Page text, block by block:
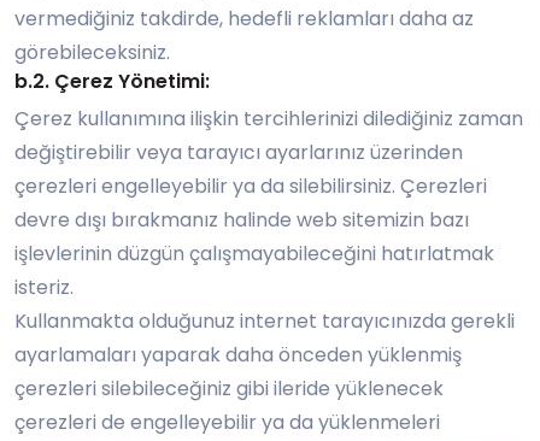
vermediğiniz takdirde, hedefli reklamları daha az
görebileceksiniz.
b.2. Çerez Yönetimi:
Çerez kullanımına ilişkin tercihlerinizi dilediğiniz zaman
değiştirebilir veya tarayıcı ayarlarınız üzerinden
çerezleri engelleyebilir ya da silebilirsiniz. Çerezleri
devre dışı bırakmanız halinde web sitemizin bazı
işlevlerinin düzgün çalışmayabileceğini hatırlatmak
isteriz.
Kullanmakta olduğunuz internet tarayıcınızda gerekli
ayarlamaları yaparak daha önceden yüklenmiş
çerezleri silebileceğiniz gibi ileride yüklenecek
çerezleri de engelleyebilir ya da yüklenmeleri